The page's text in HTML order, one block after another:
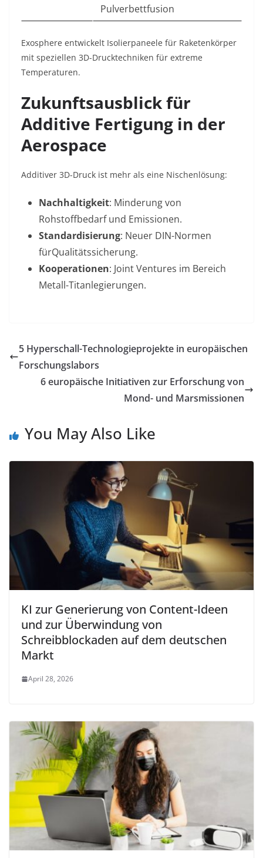
Pulverbettfusion
Exosphere entwickelt Isolierpaneele für Raketenkörper
mit speziellen 3D-Drucktechniken für extreme
Temperaturen.
Zukunftsausblick für
Additive Fertigung in der
Aerospace
Additiver 3D-Druck ist mehr als eine Nischenlösung:
Nachhaltigkeit: Minderung von
Rohstoffbedarf und Emissionen.
Standardisierung: Neuer DIN-Normen
fürQualitätssicherung.
Kooperationen: Joint Ventures im Bereich
Metall-Titanlegierungen.
5 Hyperschall-Technologieprojekte in europäischen
Forschungslabors
6 europäische Initiativen zur Erforschung von
Mond- und Marsmissionen
You May Also Like
KI zur Generierung von Content-Ideen
und zur Überwindung von
Schreibblockaden auf dem deutschen
Markt
April 28, 2026